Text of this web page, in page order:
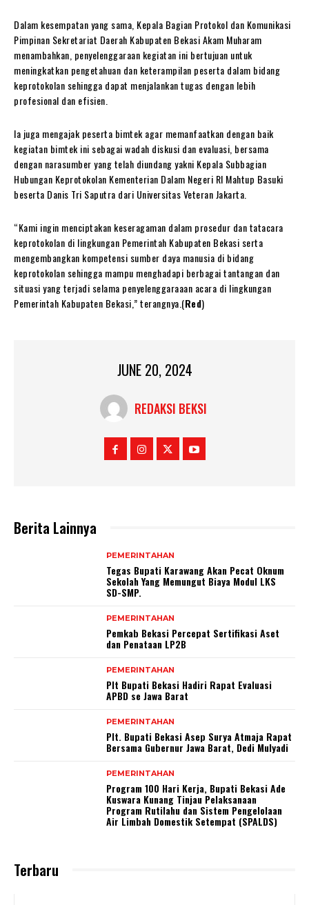
Dalam kesempatan yang sama, Kepala Bagian Protokol dan Komunikasi
Pimpinan Sekretariat Daerah Kabupaten Bekasi Akam Muharam
menambahkan, penyelenggaraan kegiatan ini bertujuan untuk
meningkatkan pengetahuan dan keterampilan peserta dalam bidang
keprotokolan sehingga dapat menjalankan tugas dengan lebih
profesional dan efisien.
Ia juga mengajak peserta bimtek agar memanfaatkan dengan baik
kegiatan bimtek ini sebagai wadah diskusi dan evaluasi, bersama
dengan narasumber yang telah diundang yakni Kepala Subbagian
Hubungan Keprotokolan Kementerian Dalam Negeri RI Mahtup Basuki
beserta Danis Tri Saputra dari Universitas Veteran Jakarta.
“Kami ingin menciptakan keseragaman dalam prosedur dan tatacara
keprotokolan di lingkungan Pemerintah Kabupaten Bekasi serta
mengembangkan kompetensi sumber daya manusia di bidang
keprotokolan sehingga mampu menghadapi berbagai tantangan dan
situasi yang terjadi selama penyelenggaraaan acara di lingkungan
Pemerintah Kabupaten Bekasi,” terangnya.(Red)
JUNE 20, 2024
REDAKSI BEKSI
Berita Lainnya
PEMERINTAHAN
Tegas Bupati Karawang Akan Pecat Oknum
Sekolah Yang Memungut Biaya Modul LKS
SD-SMP.
PEMERINTAHAN
Pemkab Bekasi Percepat Sertifikasi Aset
dan Penataan LP2B
PEMERINTAHAN
Plt Bupati Bekasi Hadiri Rapat Evaluasi
APBD se Jawa Barat
PEMERINTAHAN
Plt. Bupati Bekasi Asep Surya Atmaja Rapat
Bersama Gubernur Jawa Barat, Dedi Mulyadi
PEMERINTAHAN
Program 100 Hari Kerja, Bupati Bekasi Ade
Kuswara Kunang Tinjau Pelaksanaan
Program Rutilahu dan Sistem Pengelolaan
Air Limbah Domestik Setempat (SPALDS)
Terbaru